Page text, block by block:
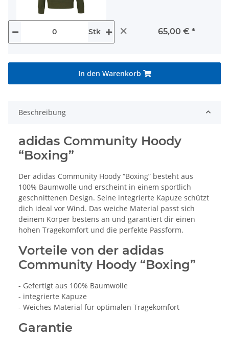
Stk × 65,00 € *
In den Warenkorb
Beschreibung
adidas Community Hoody
“Boxing”
Der adidas Community Hoody “Boxing” besteht aus
100% Baumwolle und erscheint in einem sportlich
geschnittenen Design. Seine integrierte Kapuze schützt
dich ideal vor Wind. Das weiche Material passt sich
deinem Körper bestens an und garantiert dir einen
hohen Tragekomfort und die perfekte Passform.
Vorteile von der adidas
Community Hoody “Boxing”
- Gefertigt aus 100% Baumwolle
- integrierte Kapuze
- Weiches Material für optimalen Tragekomfort
Garantie